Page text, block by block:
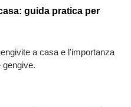
guida pratica per
a casa e l'importanza
gengive.